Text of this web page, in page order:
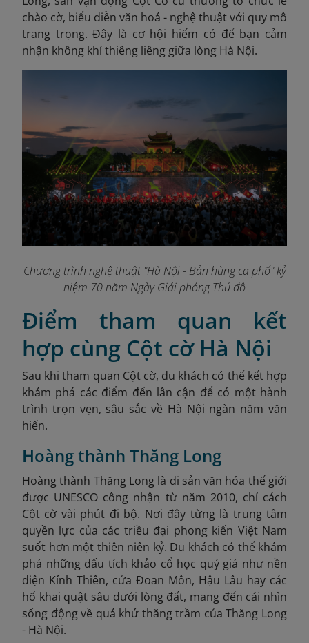
chào cờ, biểu diễn văn hoá - nghệ thuật với quy mô
trang trọng. Đây là cơ hội hiếm có để bạn cảm
nhận không khí thiêng liêng giữa lòng Hà Nội.
Chương trình nghệ thuật "Hà Nội - Bản hùng ca phố" kỷ
niệm 70 năm Ngày Giải phóng Thủ đô
Điểm tham quan kết
hợp cùng Cột cờ Hà Nội
Sau khi tham quan Cột cờ, du khách có thể kết hợp
khám phá các điểm đến lân cận để có một hành
trình trọn vẹn, sâu sắc về Hà Nội ngàn năm văn
hiến.
Hoàng thành Thăng Long
Hoàng thành Thăng Long là di sản văn hóa thế giới
được UNESCO công nhận từ năm 2010, chỉ cách
Cột cờ vài phút đi bộ. Nơi đây từng là trung tâm
quyền lực của các triều đại phong kiến Việt Nam
suốt hơn một thiên niên kỷ. Du khách có thể khám
phá những dấu tích khảo cổ học quý giá như nền
điện Kính Thiên, cửa Đoan Môn, Hậu Lâu hay các
hố khai quật sâu dưới lòng đất, mang đến cái nhìn
sống động về quá khứ thăng trầm của Thăng Long
- Hà Nội.